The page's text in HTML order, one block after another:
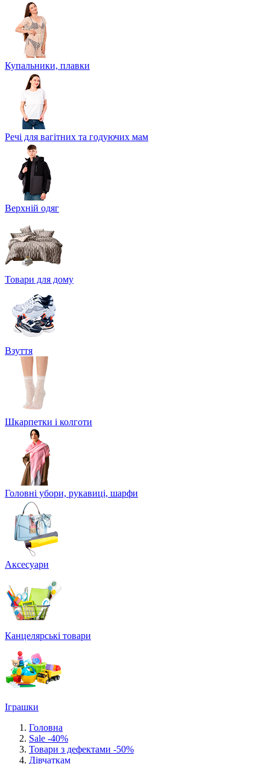
Купальники, плавки
Речі для вагітних та годуючих мам
Верхній одяг
Товари для дому
Взуття
Шкарпетки і колготи
Головні убори, рукавиці, шарфи
Аксесуари
Канцелярські товари
Іграшки
Головна
Sale -40%
Товари з дефектами -50%
Дівчаткам